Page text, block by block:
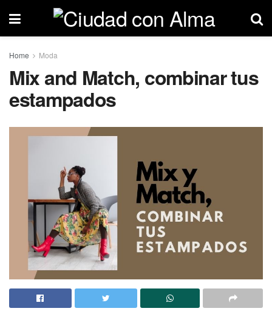
Home Moda
Mix and Match, combinar tus
estampados